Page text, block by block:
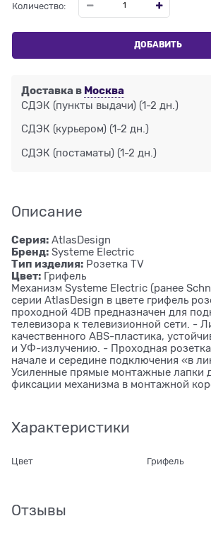
Количество:
ДОБАВИТЬ
Доставка в Москва
СДЭК (пункты выдачи) (1-2 дн.)
СДЭК (курьером) (1-2 дн.)
СДЭК (постаматы) (1-2 дн.)
Описание
Серия: AtlasDesign
Бренд: Systeme Electric
Тип изделия: Розетка ТV
Цвет: Грифель
Механизм Systeme Electric (ранее
серии AtlasDesign в цвете грифель
проходной 4DB предназначен для
телевизора к телевизионной сети. -
качественного ABS-пластика,
и УФ-излучению. - Проходная розетка
начале и середине подключения «в
Усиленные прямые монтажные лапки
фиксации механизма в монтажной
Характеристики
Цвет Грифель
Отзывы